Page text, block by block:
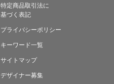
特定商品取引法に
基づく表記
プライバシーポリシー
キーワード一覧
サイトマップ
デザイナー募集